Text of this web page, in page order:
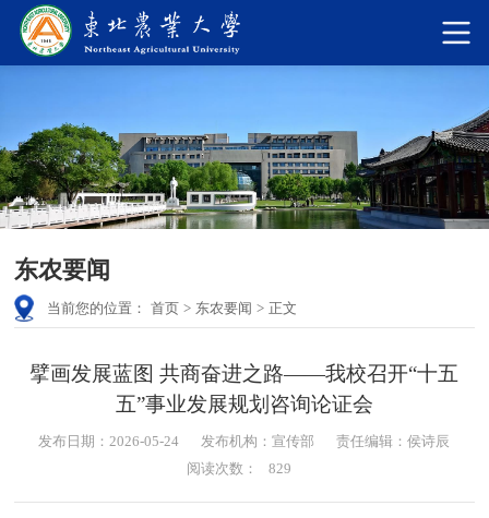
东农要闻
当前您的位置： 首页 > 东农要闻 > 正文
擘画发展蓝图 共商奋进之路——我校召开“十五
五”事业发展规划咨询论证会
发布日期：2026-05-24 发布机构：宣传部
责任编辑：侯诗辰
阅读次数：
829